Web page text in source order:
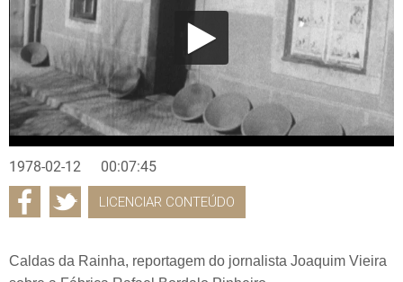
1978-02-12 00:07:45
LICENCIAR CONTEÚDO
Caldas da Rainha, reportagem do jornalista Joaquim Vieira